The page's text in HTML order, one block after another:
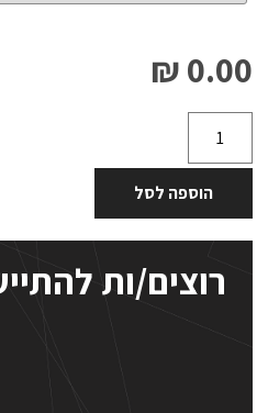
0.00 ₪
הוספה לסל
רוצים/ות